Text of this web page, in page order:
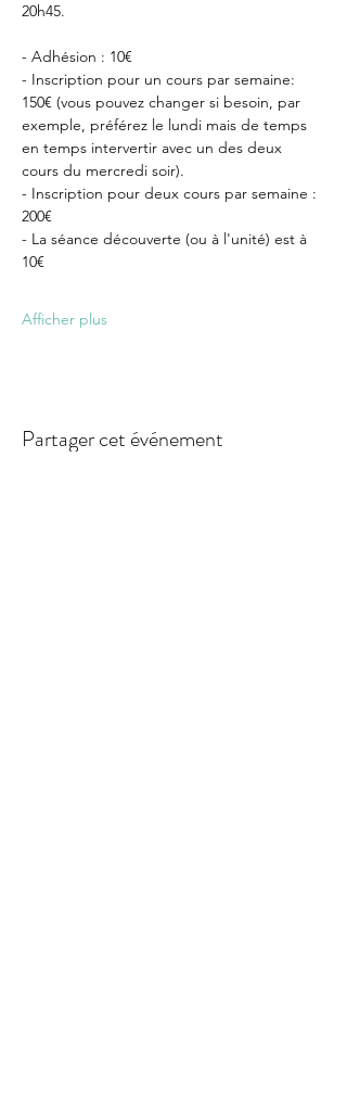
20h45.
- Adhésion : 10€
- Inscription pour un cours par semaine:
150€ (vous pouvez changer si besoin, par
exemple, préférez le lundi mais de temps
en temps intervertir avec un des deux
cours du mercredi soir).
- Inscription pour deux cours par semaine :
200€
- La séance découverte (ou à l'unité) est à
10€
Afficher plus
Partager cet événement